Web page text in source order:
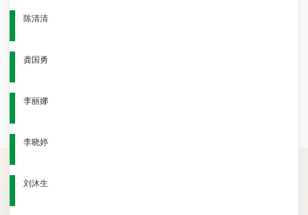
陈清清
龚国勇
李丽娜
李晓婷
刘沐生